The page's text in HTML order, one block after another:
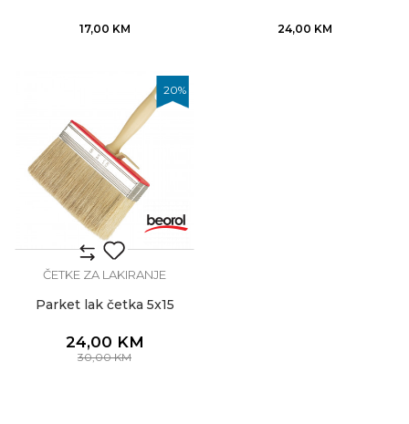
17,00 KM 24,00 KM
20%
ČETKE ZA LAKIRANJE
Parket lak četka 5x15
24,00 KM
30,00KM